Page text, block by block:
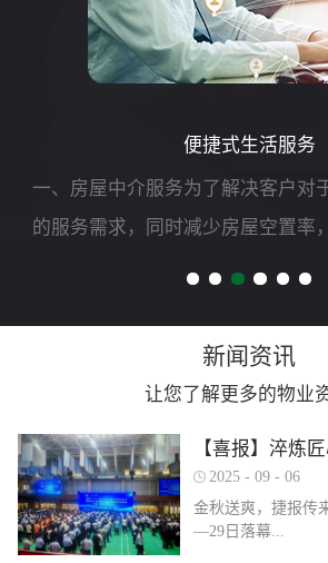
便捷式生活服务
一、房屋中介服务为了解决客户对
的服务需求，同时减少房屋空置率
自助洗车服务随着...
新闻资讯
让您了解更多的物业
2025 - 09 - 06
金秋送爽，捷报传
—29日落幕...